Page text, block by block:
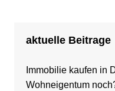
aktuelle Beitrage
Immobilie kaufen in
Wohneigentum